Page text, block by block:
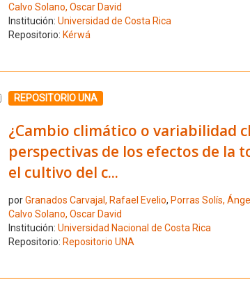
Calvo Solano, Oscar David
Institución: Universidad de Costa Rica
Repositorio: Kérwá
Seleccione el número de resultado 10
REPOSITORIO UNA
¿Cambio climático o variabilidad
perspectivas de los efectos de la
el cultivo del c...
porGranados Carvajal, Rafael Evelio, Porras Solís,
Calvo Solano, Oscar David
Institución: Universidad Nacional de Costa Rica
Repositorio: Repositorio UNA